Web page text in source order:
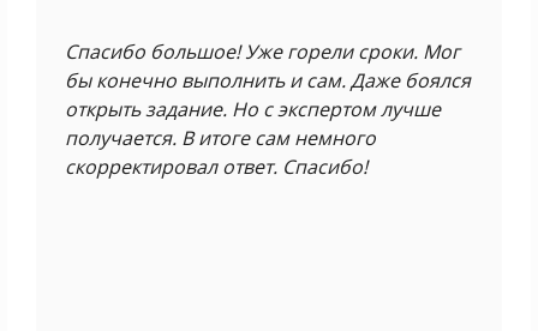
Спасибо большое! Уже горели сроки. Мог
бы конечно выполнить и сам. Даже боялся
открыть задание. Но с экспертом лучше
получается. В итоге сам немного
скорректировал ответ. Спасибо!